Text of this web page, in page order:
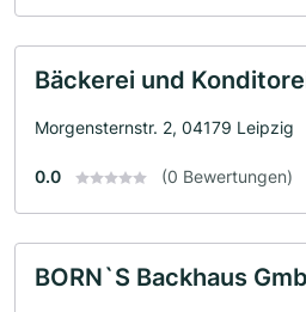
Bäckerei und
Morgensternstr. 2, 04179 Leipzig
0.0 (0 Bewertungen)
BORN`S Backhaus